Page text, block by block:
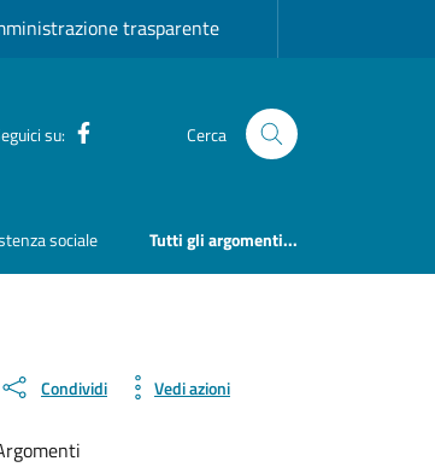
trasparente
su: Facebook Cerca
sociale Tutti gli argomenti...
Condividi Vedi azioni